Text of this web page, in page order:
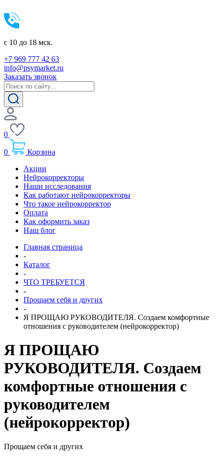
c 10 до 18 мск.
+7 969 777 42 63
info@psymarket.ru
Заказать звонок
0
0
Корзина
Акции
Нейрокорректоры
Наши исследования
Как работают нейрокорректоры
Что такое нейрокорректор
Оплата
Как оформить заказ
Наш блог
Главная страница
-
Каталог
-
ЧТО ТРЕБУЕТСЯ
-
Прощаем себя и других
-
Я ПРОЩАЮ РУКОВОДИТЕЛЯ. Создаем комфортные
отношения с руководителем (нейрокорректор)
Я ПРОЩАЮ
РУКОВОДИТЕЛЯ. Создаем
комфортные отношения с
руководителем
(нейрокорректор)
Прощаем себя и других